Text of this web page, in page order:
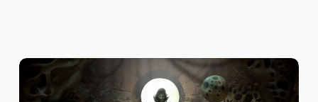
Review